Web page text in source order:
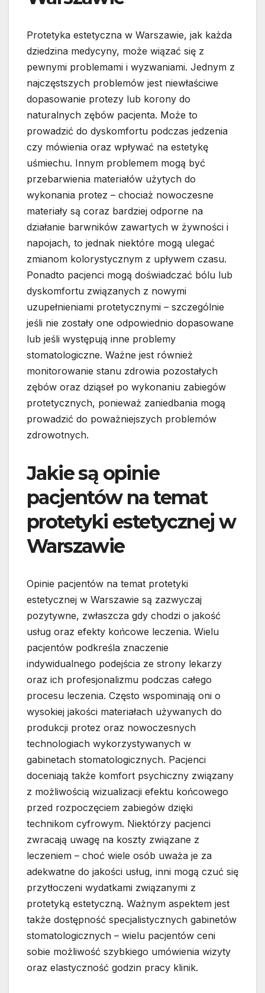
Protetyka estetyczna w Warszawie, jak każda
dziedzina medycyny, może wiązać się z
pewnymi problemami i wyzwaniami. Jednym z
najczęstszych problemów jest niewłaściwe
dopasowanie protezy lub korony do
naturalnych zębów pacjenta. Może to
prowadzić do dyskomfortu podczas jedzenia
czy mówienia oraz wpływać na estetykę
uśmiechu. Innym problemem mogą być
przebarwienia materiałów użytych do
wykonania protez – chociaż nowoczesne
materiały są coraz bardziej odporne na
działanie barwników zawartych w żywności i
napojach, to jednak niektóre mogą ulegać
zmianom kolorystycznym z upływem czasu.
Ponadto pacjenci mogą doświadczać bólu lub
dyskomfortu związanych z nowymi
uzupełnieniami protetycznymi – szczególnie
jeśli nie zostały one odpowiednio dopasowane
lub jeśli występują inne problemy
stomatologiczne. Ważne jest również
monitorowanie stanu zdrowia pozostałych
zębów oraz dziąseł po wykonaniu zabiegów
protetycznych, ponieważ zaniedbania mogą
prowadzić do poważniejszych problemów
zdrowotnych.
Jakie są opinie
pacjentów na temat
protetyki estetycznej w
Warszawie
Opinie pacjentów na temat protetyki
estetycznej w Warszawie są zazwyczaj
pozytywne, zwłaszcza gdy chodzi o jakość
usług oraz efekty końcowe leczenia. Wielu
pacjentów podkreśla znaczenie
indywidualnego podejścia ze strony lekarzy
oraz ich profesjonalizmu podczas całego
procesu leczenia. Często wspominają oni o
wysokiej jakości materiałach używanych do
produkcji protez oraz nowoczesnych
technologiach wykorzystywanych w
gabinetach stomatologicznych. Pacjenci
doceniają także komfort psychiczny związany
z możliwością wizualizacji efektu końcowego
przed rozpoczęciem zabiegów dzięki
technikom cyfrowym. Niektórzy pacjenci
zwracają uwagę na koszty związane z
leczeniem – choć wiele osób uważa je za
adekwatne do jakości usług, inni mogą czuć się
przytłoczeni wydatkami związanymi z
protetyką estetyczną. Ważnym aspektem jest
także dostępność specjalistycznych gabinetów
stomatologicznych – wielu pacjentów ceni
sobie możliwość szybkiego umówienia wizyty
oraz elastyczność godzin pracy klinik.